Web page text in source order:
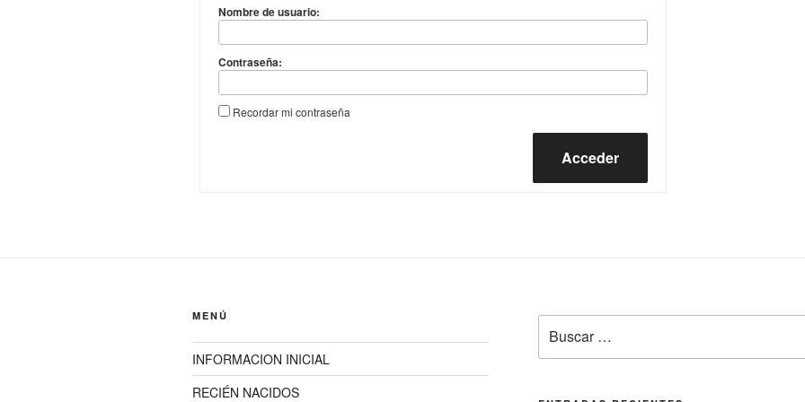
Nombre de usuario:
Contraseña:
Recordar mi contraseña
Acceder
MENÚ
INFORMACION INICIAL
RECIÉN NACIDOS
por: